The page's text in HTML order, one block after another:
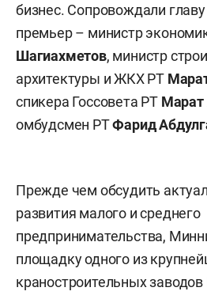
бизнес. Сопровождали
премьер – министр
Шагиахметов, министр
архитектуры и ЖКХ РТ
спикера Госсовета РТ Марат
омбудсмен РТФарид
Прежде чем обсудить
развития малого и среднего
предпринимательства,
площадку одного из
краностроительных